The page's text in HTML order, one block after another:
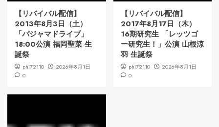
【リバイバル配信】
2013年8月3日（土）
「パジャマドライブ」
18:00公演 福岡聖菜 生
誕祭
phi72110
2026年8月1日
0
【リバイバル配信】
2017年8月17日（木）
16期研究生 「レッツゴ
ー研究生！」公演 山根涼
羽 生誕祭
phi72110
2026年8月1日
0